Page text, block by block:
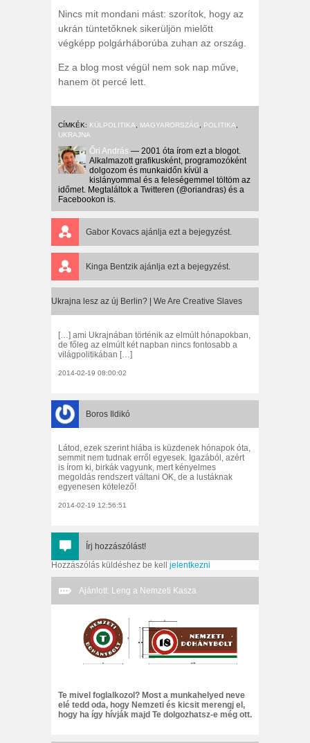
Nincs mit mondani mást: szorítok, hogy az
ukrán tüntetőknek sikerüljön mielőtt
végképp polgárháborúba zuhan az ország.
Ez a blog most végül nem sok nap műve,
hanem öt percé lett.
CÍMKÉK: KÜLPOLITIKA MAGYARORSZÁG POLITIKA
UKRAJNA
Őri András — 2001 óta írom ezt a blogot.
Alkalmazott grafikusként, programozóként
dolgozom és munkaidőn kívül a
kislányommal és a feleségemmel töltöm az
időmet. Megtaláltok a Twitteren (@oriandras) és a
Facebookon is.
Gabor Kovacs ajánlja ezt a bejegyzést.
Kinga Bentzik ajánlja ezt a bejegyzést.
Ukrajna lesz az új Berlin? | We Are Creative Slaves
[…] ami Ukrajnában történik az elmúlt hónapokban,
de főleg az elmúlt két napban nincs fontosabb a
világpolitikában […]
2014-02-19 08:00:02
Boros Ildikó
Látod, ezek szerint hiába is küzdenek hónapok óta,
semmit nem tudnak erről egyesek. Igazából, azért
is írom ki, birkák vagyunk, mert kényelmes
megoldás rendszert váltani OK, de a lustáknak
egyenesen kötelező!
2014-02-19 12:56:51
Írj hozzászólást!
Hozzászólás küldéshez be kell jelentkezni
Ajánlott: Leng a Nemzeti Kasza
Te mivel foglalkozol? Most a munkahelyed neve
elé tedd oda, hogy Nemzeti és kicsit merengj el,
hogy ha így hívják majd Te dolgozhatsz-e még ott.